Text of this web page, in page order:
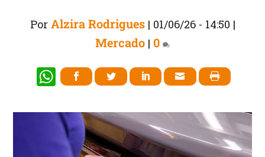
Por Alzira Rodrigues| 01/06/26 - 14:50 |
Mercado | 0
W
at
s
A